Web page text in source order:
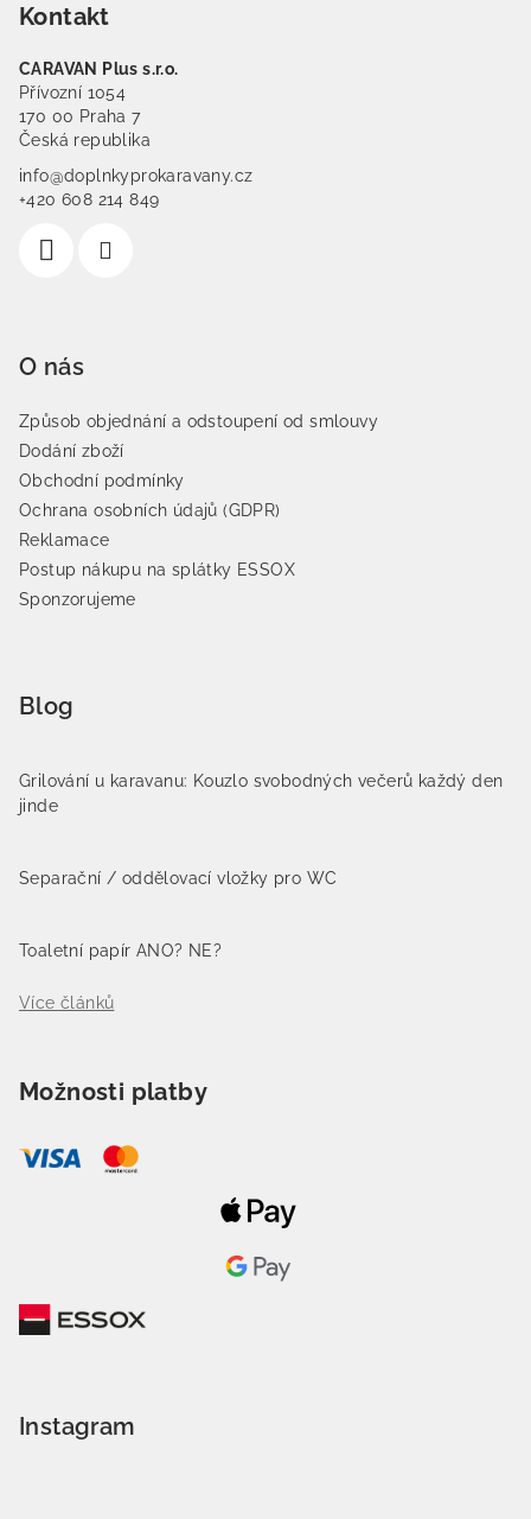
Kontakt
CARAVAN Plus s.r.o.
Přívozní 1054
170 00 Praha 7
Česká republika
info@doplnkyprokaravany.cz
+420 608 214 849
O nás
Způsob objednání a odstoupení od smlouvy
Dodání zboží
Obchodní podmínky
Ochrana osobních údajů (GDPR)
Reklamace
Postup nákupu na splátky ESSOX
Sponzorujeme
Blog
Grilování u karavanu: Kouzlo svobodných večerů každý den
jinde
Separační / oddělovací vložky pro WC
Toaletní papír ANO? NE?
Více článků
Možnosti platby
Instagram